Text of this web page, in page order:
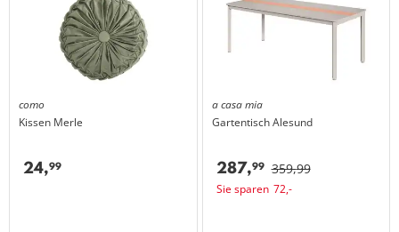
como
Kissen Merle
24,99
a casa mia
GartentischAlesund
359,99
287,99
72,-
Sie sparen